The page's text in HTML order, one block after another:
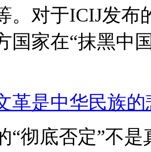
。对于ICIJ发布
国家在“抹黑中
革是中华民族的
“彻底否定”不